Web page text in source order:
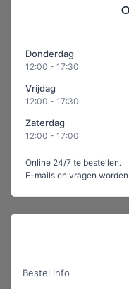
Donderdag
12:00 - 17:30
Vrijdag
12:00 - 17:30
Zaterdag
12:00 - 17:00
Online 24/7 te bestellen.
E-mails en vragen
Bestel info